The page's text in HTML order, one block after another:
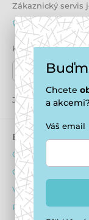
Zákaznický servis
+420 771 194
Kde nás najdete
Naše prodejny
Jsme také na:
E-shop
Obchodní
Ochrana osobních
Výhody pro
Reklamační řád
Chcete
a akcemi?
Váš email